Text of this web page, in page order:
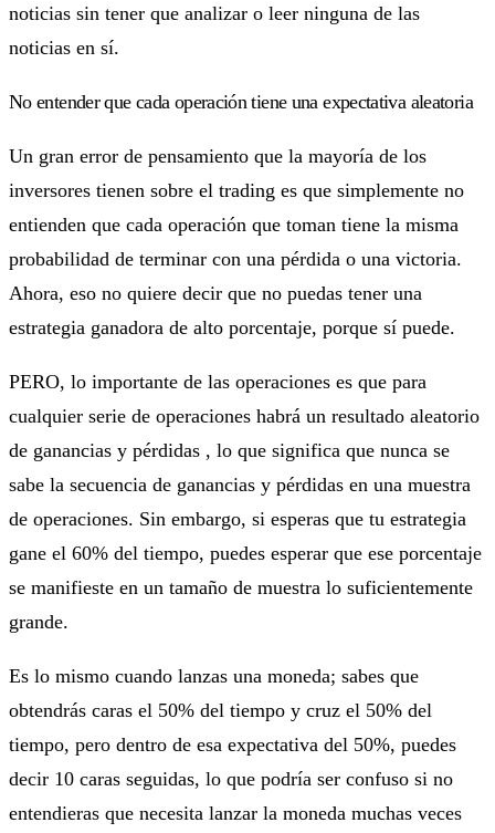
noticias sin tener que analizar o leer ninguna de las
noticias en sí.
No entender que cada operación tiene una expectativa aleatoria
Un gran error de pensamiento que la mayoría de los
inversores tienen sobre el trading es que simplemente no
entienden que cada operación que toman tiene la misma
probabilidad de terminar con una pérdida o una victoria.
Ahora, eso no quiere decir que no puedas tener una
estrategia ganadora de alto porcentaje, porque sí puede.
PERO, lo importante de las operaciones es que para
cualquier serie de operaciones habrá un resultado aleatorio
de ganancias y pérdidas , lo que significa que nunca se
sabe la secuencia de ganancias y pérdidas en una muestra
de operaciones. Sin embargo, si esperas que tu estrategia
gane el 60% del tiempo, puedes esperar que ese porcentaje
se manifieste en un tamaño de muestra lo suficientemente
grande.
Es lo mismo cuando lanzas una moneda; sabes que
obtendrás caras el 50% del tiempo y cruz el 50% del
tiempo, pero dentro de esa expectativa del 50%, puedes
decir 10 caras seguidas, lo que podría ser confuso si no
entendieras que necesita lanzar la moneda muchas veces